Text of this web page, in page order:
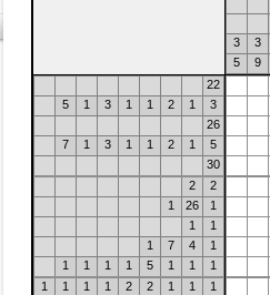
3
3
5
9
22
5
1 3 1 1 2 1
3
26
7
1 3 1 1 2 1
5
30
2
2
1
26
1
1
1
1
7 4
1
1
1 1 1 5 1 1
1
1
1 1 1 2 2 1 1
1